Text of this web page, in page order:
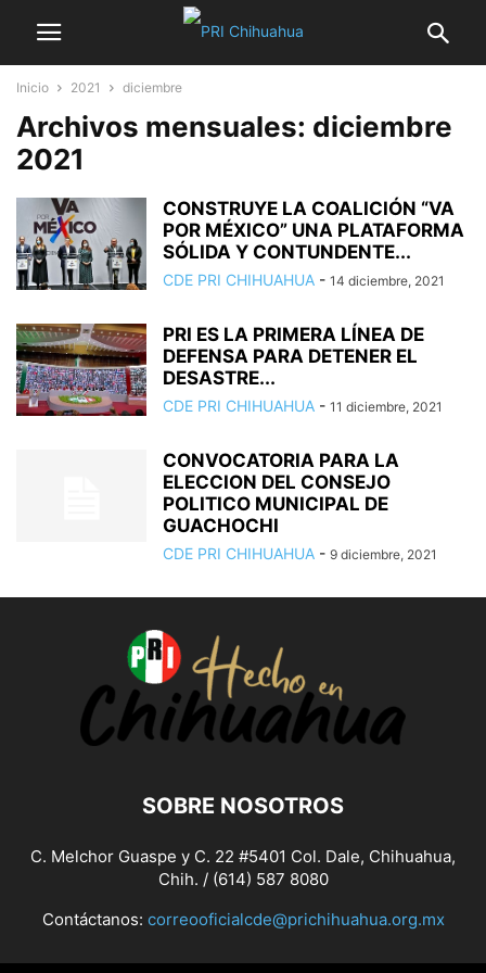
Inicio 2021 diciembre
Archivos mensuales: diciembre
2021
CONSTRUYE LA COALICIÓN “VA
POR MÉXICO” UNA PLATAFORMA
SÓLIDA Y CONTUNDENTE...
CDE PRI CHIHUAHUA - 14 diciembre, 2021
PRI ES LA PRIMERA LÍNEA DE
DEFENSA PARA DETENER EL
DESASTRE...
CDE PRI CHIHUAHUA - 11 diciembre, 2021
CONVOCATORIA PARA LA
ELECCION DEL CONSEJO
POLITICO MUNICIPAL DE
GUACHOCHI
CDE PRI CHIHUAHUA - 9 diciembre, 2021
SOBRE NOSOTROS
C. Melchor Guaspe y C. 22 #5401 Col. Dale, Chihuahua,
Chih. / (614) 587 8080
Contáctanos: correooficialcde@prichihuahua.org.mx